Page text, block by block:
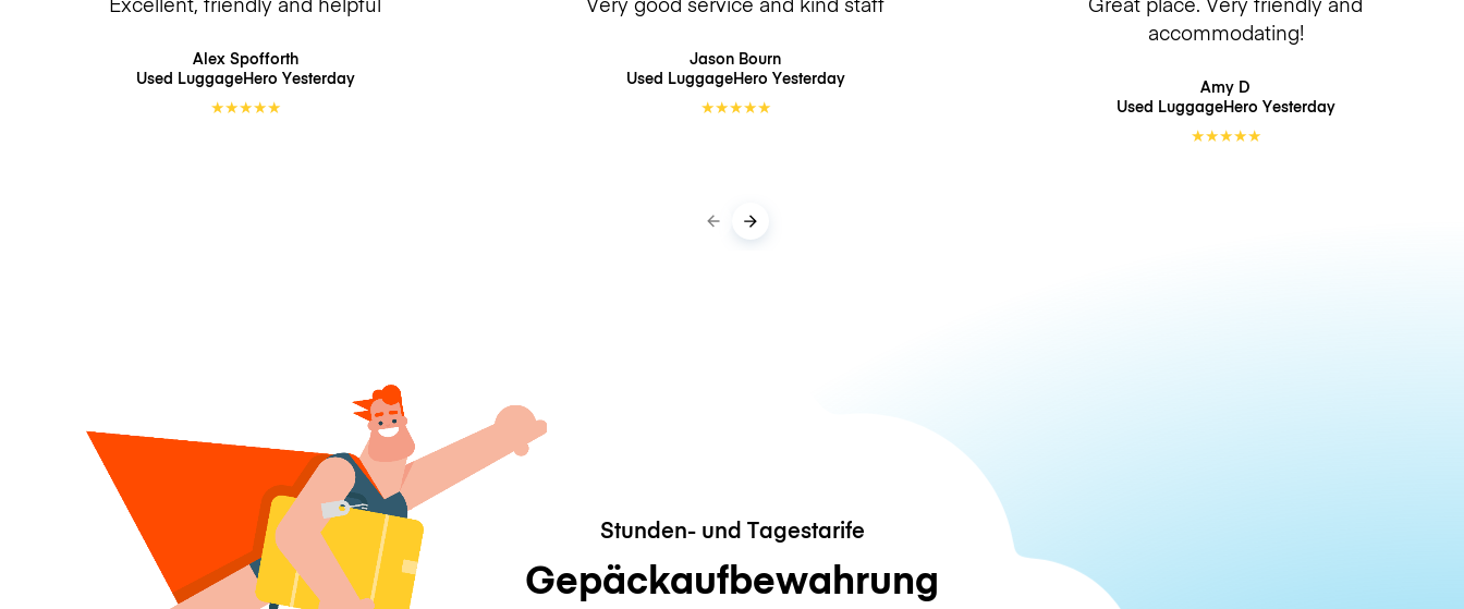
Alex Spofforth
Used LuggageHero Yesterday
★★★★★
Jason Bourn
Used LuggageHero Yesterday
★★★★★
accommodating!
Amy D
Used LuggageHero Yesterday
★★★★★
Stunden- und Tagestarife
Gepäckaufbewahrung